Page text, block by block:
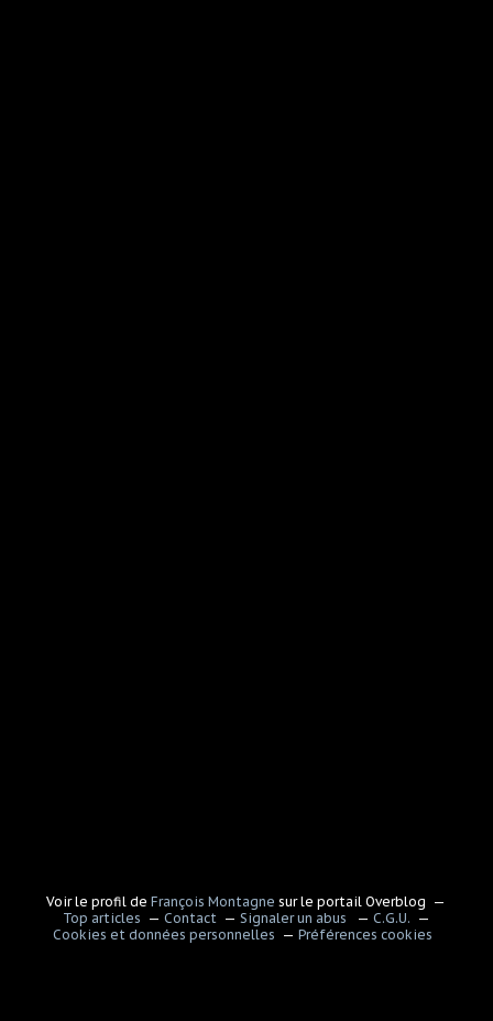
Voir le profil deFrançois Montagne sur le portail Overblog
Top articles
Contact Signaler un abus
C.G.U.
Cookies et données personnelles
Préférences cookies